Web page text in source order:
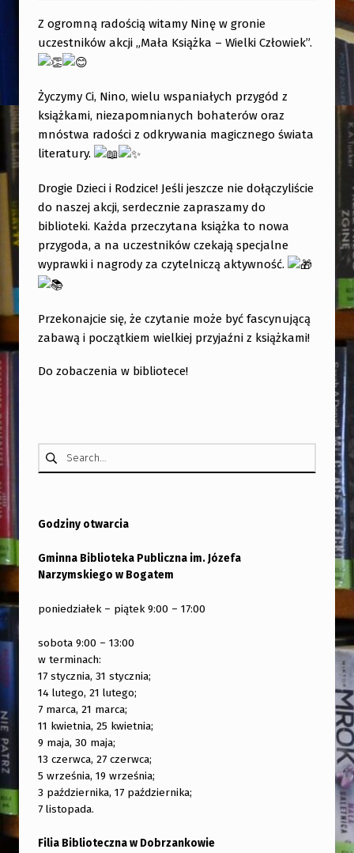
C
Z
Ł
O
W
I
E
K
Z ogromną radością witamy Ninę w gronie
uczestników akcji „Mała Książka – Wielki Człowiek”.
Życzymy Ci, Nino, wielu wspaniałych przygód z
książkami, niezapomnianych bohaterów oraz
mnóstwa radości z odkrywania magicznego świata
literatury.
Drogie Dzieci i Rodzice! Jeśli jeszcze nie dołączyliście
do naszej akcji, serdecznie zapraszamy do
biblioteki. Każda przeczytana książka to nowa
przygoda, a na uczestników czekają specjalne
wyprawki i nagrody za czytelniczą aktywność.
Przekonajcie się, że czytanie może być fascynującą
zabawą i początkiem wielkiej przyjaźni z książkami!
Do zobaczenia w bibliotece!
Szukaj:
Godziny otwarcia
Gminna Biblioteka Publiczna im. Józefa
Narzymskiego w Bogatem
poniedziałek – piątek 9:00 – 17:00
sobota 9:00 – 13:00
w terminach:
17 stycznia, 31 stycznia;
14 lutego, 21 lutego;
7 marca, 21 marca;
11 kwietnia, 25 kwietnia;
9 maja, 30 maja;
13 czerwca, 27 czerwca;
5 września, 19 września;
3 października, 17 października;
7 listopada.
Filia Biblioteczna w Dobrzankowie